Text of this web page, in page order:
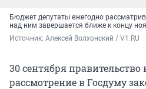
Бюджет депутаты ежегодно
над ним завершается ближе к концу
Источник: Алексей Волхонский / V1.RU
30 сентября правительство
рассмотрение в Госдуму